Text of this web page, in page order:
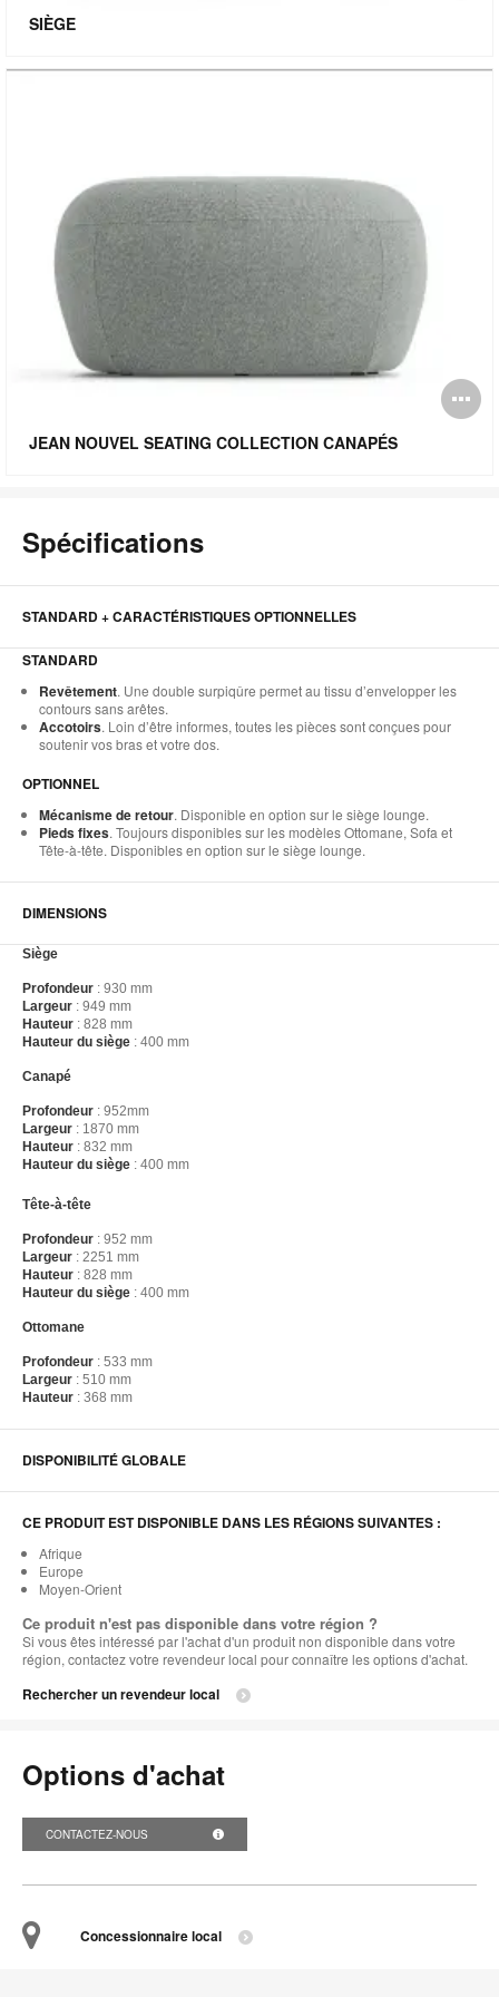
SIÈGE
JEAN NOUVEL SEATING COLLECTION CANAPÉS
Spécifications
STANDARD + CARACTÉRISTIQUES OPTIONNELLES
STANDARD
Revêtement. Une double surpiqûre permet au tissu d’envelopper les
contours sans arêtes.
Accotoirs. Loin d’être informes, toutes les pièces sont conçues pour
soutenir vos bras et votre dos.
OPTIONNEL
Mécanisme de retour. Disponible en option sur le siège lounge.
Pieds fixes. Toujours disponibles sur les modèles Ottomane, Sofa et
Tête-à-tête. Disponibles en option sur le siège lounge.
DIMENSIONS
Siège
Profondeur : 930 mm
Largeur : 949 mm
Hauteur : 828 mm
Hauteur du siège : 400 mm
Canapé
Profondeur : 952mm
Largeur : 1870 mm
Hauteur : 832 mm
Hauteur du siège : 400 mm
Tête-à-tête
Profondeur : 952 mm
Largeur : 2251 mm
Hauteur : 828 mm
Hauteur du siège : 400 mm
Ottomane
Profondeur : 533 mm
Largeur : 510 mm
Hauteur : 368 mm
DISPONIBILITÉ GLOBALE
CE PRODUIT EST DISPONIBLE DANS LES RÉGIONS SUIVANTES :
Afrique
Europe
Moyen-Orient
Ce produit n'est pas disponible dans votre région ?
Si vous êtes intéressé par l'achat d'un produit non disponible dans votre
région, contactez votre revendeur local pour connaître les options d'achat.
Rechercher un revendeur local
Options d'achat
CONTACTEZ-NOUS
Concessionnaire local